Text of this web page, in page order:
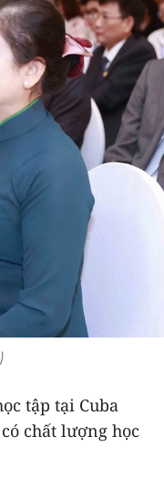
tập tại Cuba
chất lượng học